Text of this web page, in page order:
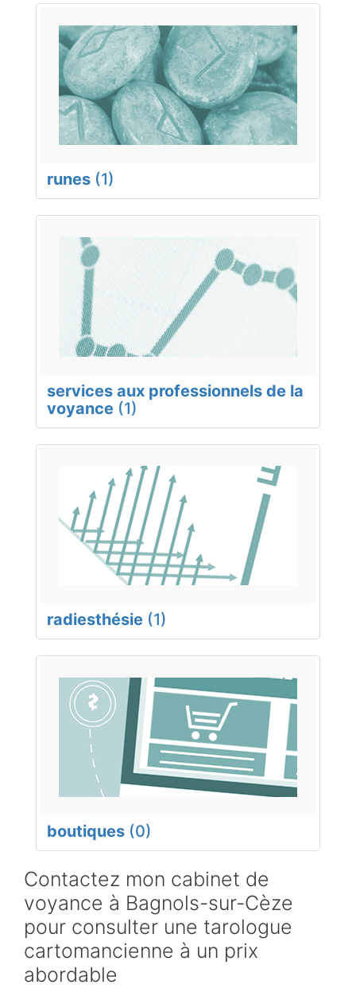
runes (1)
services aux professionnels de la
voyance (1)
radiesthésie (1)
boutiques (0)
Contactez mon cabinet de
voyance à Bagnols-sur-Cèze
pour consulter une tarologue
cartomancienne à un prix
abordable